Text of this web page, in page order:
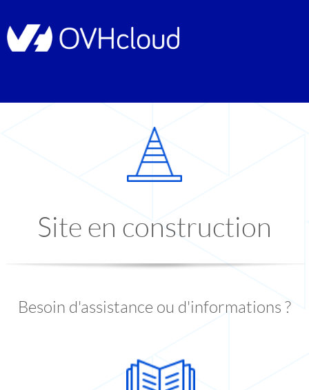
Site en construction
Besoin d'assistance ou d'informations ?